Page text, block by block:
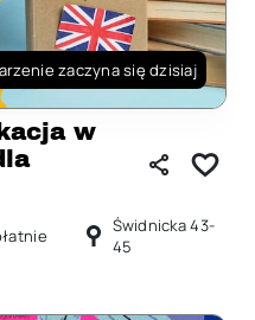
zaczyna się dzisiaj
w
Świdnicka 43-
45